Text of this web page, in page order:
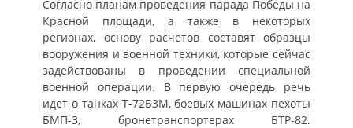
Согласно планам проведения парада Победы на
Красной площади, а также в некоторых
регионах, основу расчетов составят образцы
вооружения и военной техники, которые сейчас
задействованы в проведении специальной
военной операции. В первую очередь речь
идет о танках Т-72Б3М, боевых машинах пехоты
БМП-3, бронетранспортерах БТР-82.